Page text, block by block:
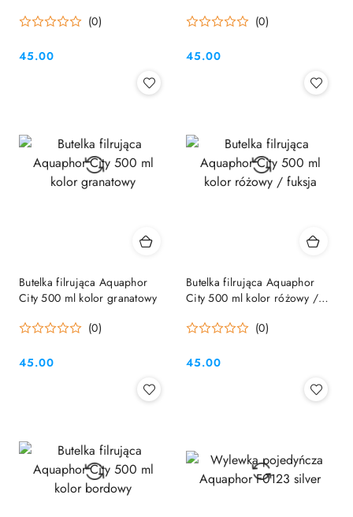
(0)
Cena:
45.00
(0)
Cena:
45.00
Butelka filrująca Aquaphor
City 500 ml kolor granatowy
(0)
Cena:
45.00
Butelka filrująca Aquaphor
City 500 ml kolor różowy /
(0)
Cena:
45.00